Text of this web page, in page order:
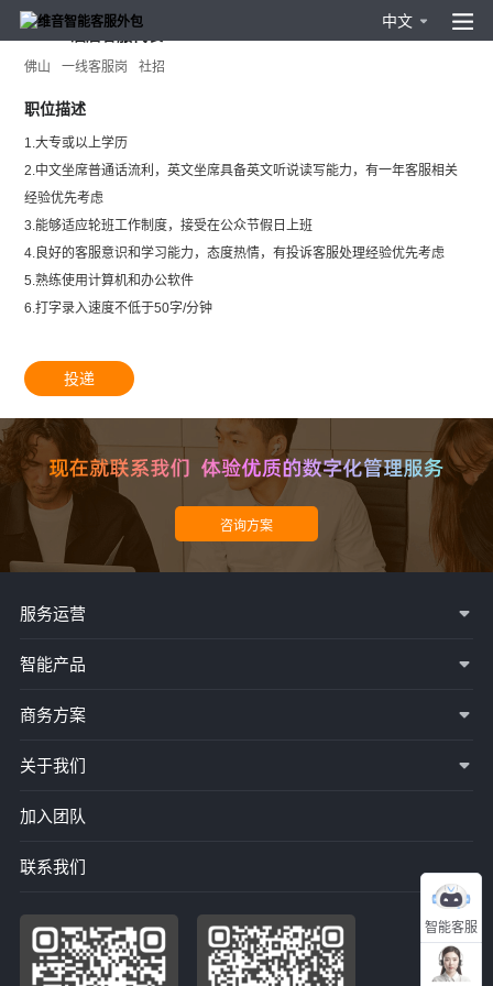
中文
佛山 一线客服岗 社招
职位描述
1.大专或以上学历
2.中文坐席普通话流利，英文坐席具备英文听说读写能力，有一年客服相关
经验优先考虑
3.能够适应轮班工作制度，接受在公众节假日上班
4.良好的客服意识和学习能力，态度热情，有投诉客服处理经验优先考虑
5.熟练使用计算机和办公软件
6.打字录入速度不低于50字/分钟
投递
智能客服
服务运营
智能产品
商务方案
关于我们
加入团队
联系我们